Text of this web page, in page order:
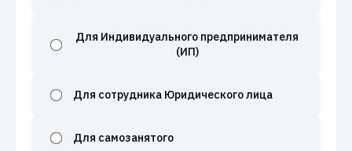
Для Индивидуального предпринимателя
(ИП)
Для сотрудника Юридического лица
Для самозанятого